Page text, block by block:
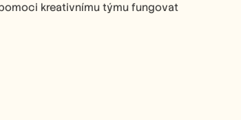
kreativnímu týmu fungovat